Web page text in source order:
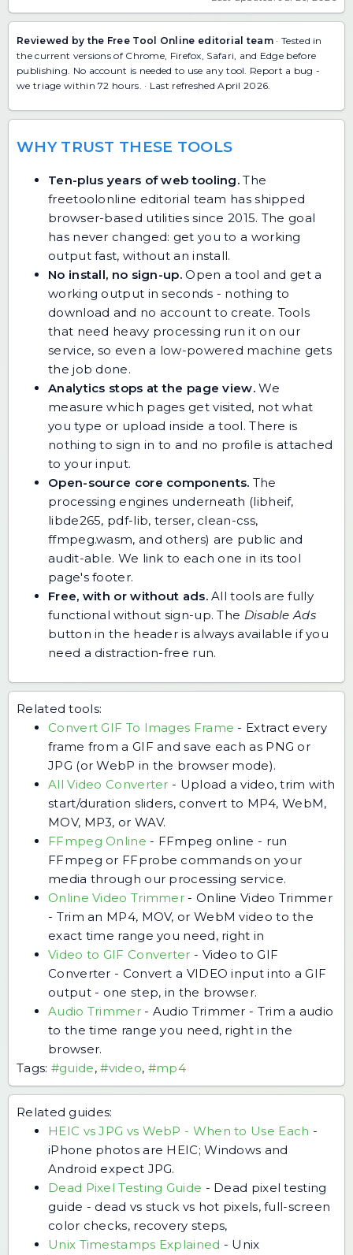
Reviewed by the Free Tool Online editorial team · Tested in
the current versions of Chrome, Firefox, Safari, and Edge before
publishing. No account is needed to use any tool. Report a bug -
we triage within 72 hours. · Last refreshed April 2026.
WHY TRUST THESE TOOLS
Ten-plus years of web tooling. The
freetoolonline editorial team has shipped
browser-based utilities since 2015. The goal
has never changed: get you to a working
output fast, without an install.
No install, no sign-up.Open a tool and get a
working output in seconds - nothing to
download and no account to create. Tools
that need heavy processing run it on our
service, so even a low-powered machine gets
the job done.
Analytics stops at the page view.We
measure which pages get visited, not what
you type or upload inside a tool. There is
nothing to sign in to and no profile is attached
to your input.
Open-source core components. The
processing engines underneath (libheif,
libde265, pdf-lib, terser, clean-css,
ffmpeg.wasm, and others) are public and
audit-able. We link to each one in its tool
page's footer.
Free, with or without ads.All tools are fully
functional without sign-up. The Disable Ads
button in the header is always available if you
need a distraction-free run.
Related tools:
Convert GIF To Images Frame - Extract every
frame from a GIF and save each as PNG or
JPG (or WebP in the browser mode).
All Video Converter - Upload a video, trim with
start/duration sliders, convert to MP4, WebM,
MOV, MP3, or WAV.
FFmpeg Online - FFmpeg online - run
FFmpeg or FFprobe commands on your
media through our processing service.
Online Video Trimmer - Online Video Trimmer
- Trim an MP4, MOV, or WebM video to the
exact time range you need, right in
Video to GIF Converter - Video to GIF
Converter - Convert a VIDEO input into a GIF
output - one step, in the browser.
Audio Trimmer- Audio Trimmer - Trim a audio
to the time range you need, right in the
browser.
Tags: #guide,#video, #mp4
Related guides:
HEIC vs JPG vs WebP - When to Use Each -
iPhone photos are HEIC; Windows and
Android expect JPG.
Dead Pixel Testing Guide - Dead pixel testing
guide - dead vs stuck vs hot pixels, full-screen
color checks, recovery steps,
Unix Timestamps Explained - Unix